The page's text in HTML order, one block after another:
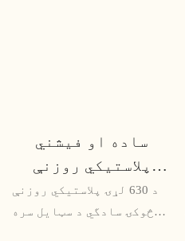
ساده او فیشني
پلاستيکي روزنې
څوکۍ 630 لړۍد 630 لړۍ پلاستيکي روزنې
څوکۍ سادگي د سټایل سره